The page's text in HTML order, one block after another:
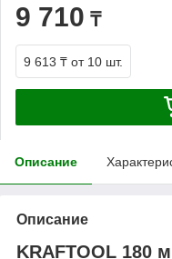
9 710 ₸
9 613 ₸ от 10 шт.
Описание
Описание
KRAFTOOL 180